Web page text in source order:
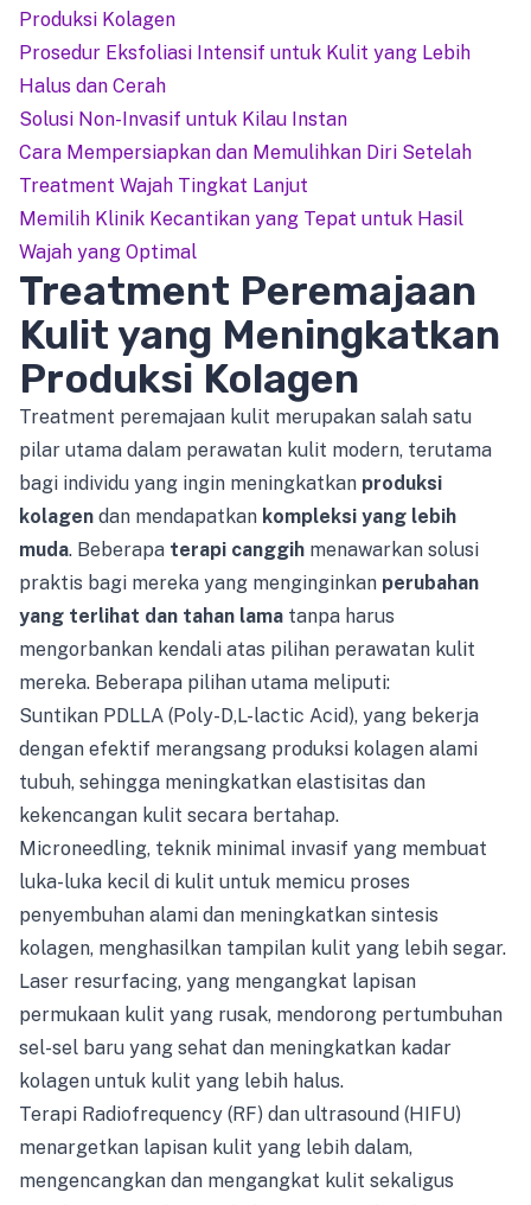
Produksi Kolagen
Prosedur Eksfoliasi Intensif untuk Kulit yang Lebih
Halus dan Cerah
Solusi Non-Invasif untuk Kilau Instan
Cara Mempersiapkan dan Memulihkan Diri Setelah
Treatment Wajah Tingkat Lanjut
Memilih Klinik Kecantikan yang Tepat untuk Hasil
Wajah yang Optimal
Treatment Peremajaan
Kulit yang Meningkatkan
Produksi Kolagen
Treatment peremajaan kulit merupakan salah satu
pilar utama dalam perawatan kulit modern, terutama
bagi individu yang ingin meningkatkan produksi
kolagen dan mendapatkan kompleksi yang lebih
muda. Beberapa terapi canggih menawarkan solusi
praktis bagi mereka yang menginginkan perubahan
yang terlihat dan tahan lama tanpa harus
mengorbankan kendali atas pilihan perawatan kulit
mereka. Beberapa pilihan utama meliputi:
Suntikan PDLLA (Poly-D,L-lactic Acid), yang bekerja
dengan efektif merangsang produksi kolagen alami
tubuh, sehingga meningkatkan elastisitas dan
kekencangan kulit secara bertahap.
Microneedling, teknik minimal invasif yang membuat
luka-luka kecil di kulit untuk memicu proses
penyembuhan alami dan meningkatkan sintesis
kolagen, menghasilkan tampilan kulit yang lebih segar.
Laser resurfacing, yang mengangkat lapisan
permukaan kulit yang rusak, mendorong pertumbuhan
sel-sel baru yang sehat dan meningkatkan kadar
kolagen untuk kulit yang lebih halus.
Terapi Radiofrequency (RF) dan ultrasound (HIFU)
menargetkan lapisan kulit yang lebih dalam,
mengencangkan dan mengangkat kulit sekaligus